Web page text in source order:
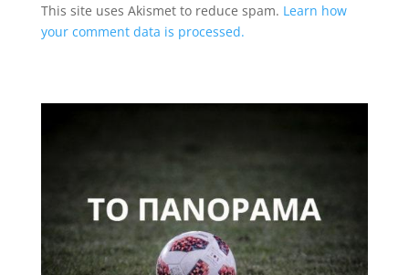
This site uses Akismet to reduce spam. Learn how
your comment data is processed.